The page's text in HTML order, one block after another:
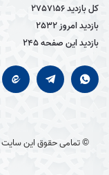
کل بازدید2757156
بازدید امروز2532
بازدید این صفحه245
© تمامی حقوق این سایت